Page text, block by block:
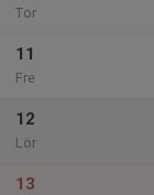
Tor
11
Fre
12
Lör
13